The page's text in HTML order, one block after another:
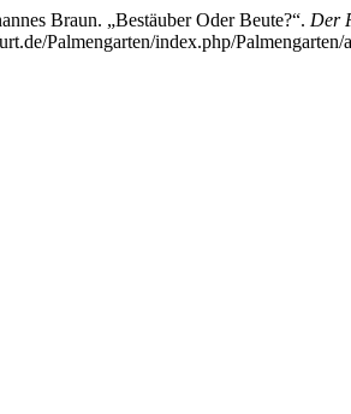
Braun. „Bestäuber Oder Beute?“. Der
Palmengarten/index.php/